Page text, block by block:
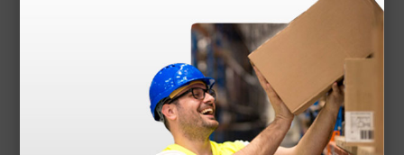
Documentos
descargables
Declaración de conformidad
Manual de usuario